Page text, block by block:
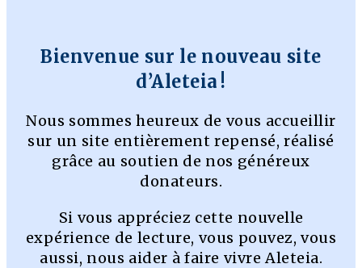
Bienvenue sur le nouveau site
d’Aleteia !
Nous sommes heureux de vous accueillir
sur un site entièrement repensé, réalisé
grâce au soutien de nos généreux
donateurs.
Si vous appréciez cette nouvelle
expérience de lecture, vous pouvez, vous
aussi, nous aider à faire vivre Aleteia.